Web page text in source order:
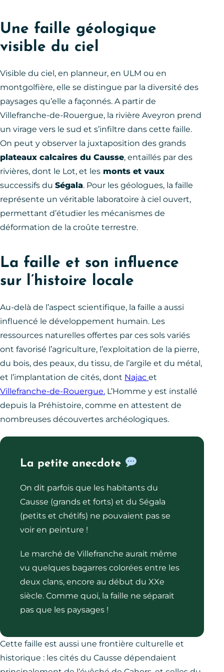
Une faille géologique
visible du ciel
Visible du ciel, en planneur, en ULM ou en
montgolfière, elle se distingue par la diversité des
paysages qu’elle a façonnés. A partir de
Villefranche-de-Rouergue, la rivière Aveyron prend
un virage vers le sud et s’infiltre dans cette faille.
On peut y observer la juxtaposition des grands
plateaux calcaires du Causse, entaillés par des
rivières, dont le Lot, et les monts et vaux
successifs du Ségala. Pour les géologues, la faille
représente un véritable laboratoire à ciel ouvert,
permettant d’étudier les mécanismes de
déformation de la croûte terrestre.
La faille et son influence
sur l’histoire locale
Au-delà de l’aspect scientifique, la faille a aussi
influencé le développement humain. Les
ressources naturelles offertes par ces sols variés
ont favorisé l’agriculture, l’exploitation de la pierre,
du bois, des peaux, du tissu, de l’argile et du métal,
et l’implantation de cités, dont Najac et
Villefranche-de-Rouergue. L’Homme y est installé
depuis la Préhistoire, comme en attestent de
nombreuses découvertes archéologiques.
La petite anecdote
On dit parfois que les habitants du
Causse (grands et forts) et du Ségala
(petits et chétifs) ne pouvaient pas se
voir en peinture !
Le marché de Villefranche aurait même
vu quelques bagarres colorées entre les
deux clans, encore au début du XXe
siècle. Comme quoi, la faille ne séparait
pas que les paysages !
Cette faille est aussi une frontière culturelle et
historique : les cités du Causse dépendaient